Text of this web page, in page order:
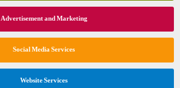
Advertisement and Marketing
Social Media Services
Website Services